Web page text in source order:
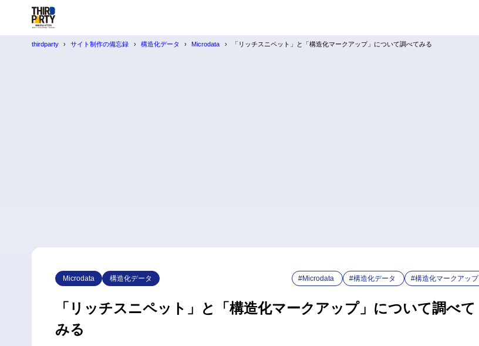
thirdparty サイト制作の備忘録 構造化データ Microdata 「リッチスニペット」と「構造化マークアップ」について調べてみる
Microdata 構造化データ #Microdata #構造化データ #構造化マークアップ
「リッチスニペット」と「構造化マークアップ」について調べて
みる